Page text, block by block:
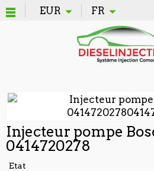
EUR FR
Injecteur pompe
0414720278
Etat